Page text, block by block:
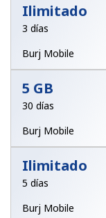
Ilimitado
3 días
Burj Mobile
5 GB
30 días
Burj Mobile
Ilimitado
5 días
Burj Mobile